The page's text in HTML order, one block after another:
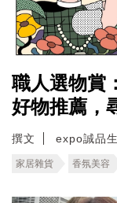
職人選物賞
好物推薦，
撰文 expo誠品
家居雜貨 香氛美容